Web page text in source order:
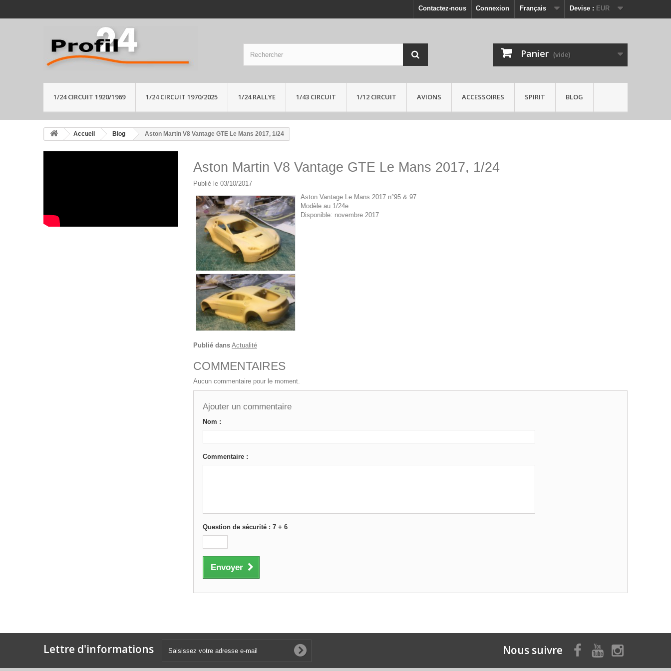
Devise : EUR
Français
Connexion
Contactez-nous
Panier (vide)
1/24 CIRCUIT 1920/1969 1/24 CIRCUIT 1970/2025 1/24 RALLYE 1/43 CIRCUIT 1/12 CIRCUIT AVIONS ACCESSOIRES SPIRIT BLOG
Accueil Blog Aston Martin V8 Vantage GTE Le Mans 2017, 1/24
Aston Martin V8 Vantage GTE Le Mans 2017, 1/24
Publié le 03/10/2017
Aston Vantage Le Mans 2017 n°95 & 97
Modèle au 1/24e
Disponible: novembre 2017
Publié dans Actualité
COMMENTAIRES
Aucun commentaire pour le moment.
Ajouter un commentaire
Nom :
Commentaire :
Question de sécurité : 7 + 6
Envoyer
Lettre d'informations Nous suivre